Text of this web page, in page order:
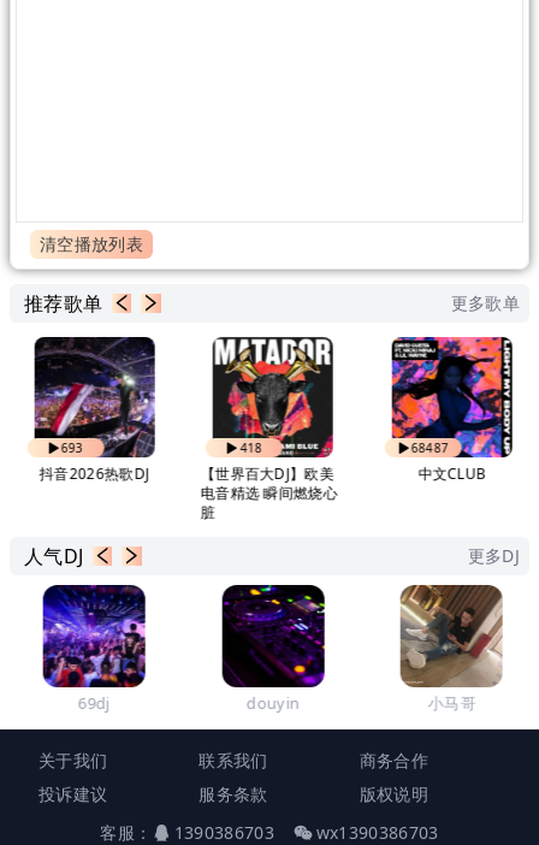
清空播放列表
推荐歌单 更多歌单
693
抖音2026热歌DJ
418
【世界百大DJ】欧美
电音精选 瞬间燃烧心
脏
68487
中文CLUB
人气DJ 更多DJ
69dj douyin 小马哥
关于我们 联系我们
商务合作
投诉建议
服务条款
版权说明
客服：
1390386703 wx1390386703